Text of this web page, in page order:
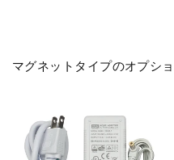
マグネットタイプのオプシ